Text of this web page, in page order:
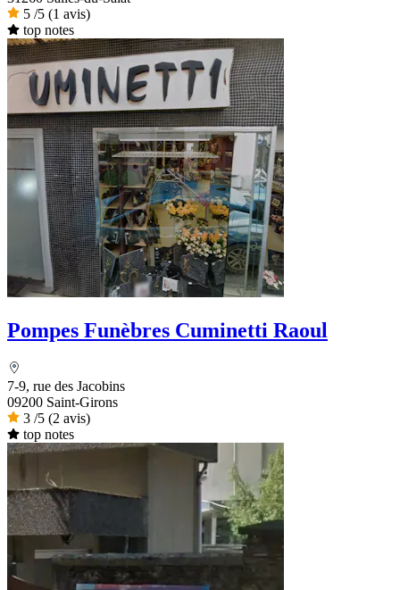
5 /5 (1 avis)
top notes
Pompes Funèbres Cuminetti Raoul
7-9, rue des Jacobins
09200 Saint-Girons
3 /5 (2 avis)
top notes